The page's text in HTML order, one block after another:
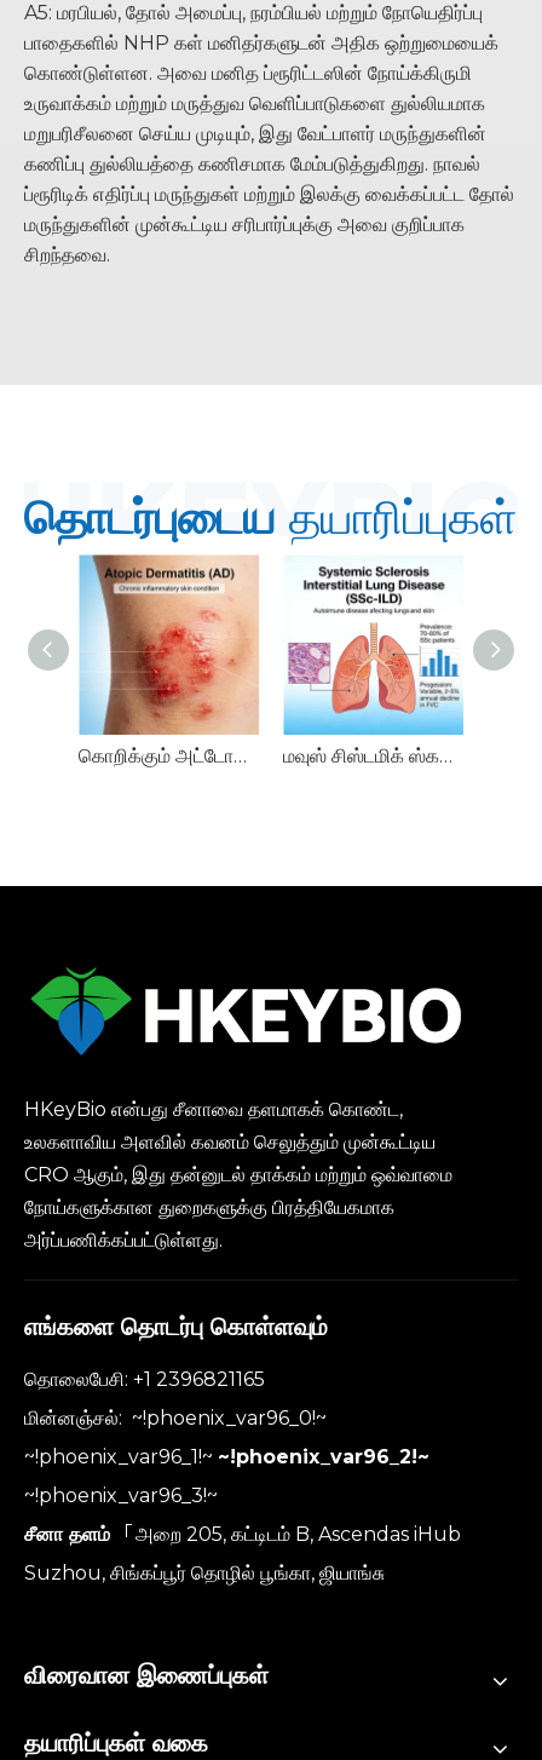
A5: மரபியல், தோல் அமைப்பு, நரம்பியல் மற்றும் நோயெதிர்ப்பு
பாதைகளில் NHP கள் மனிதர்களுடன் அதிக ஒற்றுமையைக்
கொண்டுள்ளன. அவை மனித ப்ரூரிட்டஸின் நோய்க்கிருமி
உருவாக்கம் மற்றும் மருத்துவ வெளிப்பாடுகளை துல்லியமாக
மறுபரிசீலனை செய்ய முடியும், இது வேட்பாளர் மருந்துகளின்
கணிப்பு துல்லியத்தை கணிசமாக மேம்படுத்துகிறது. நாவல்
ப்ரூரிடிக் எதிர்ப்பு மருந்துகள் மற்றும் இலக்கு வைக்கப்பட்ட தோல்
மருந்துகளின் முன்கூட்டிய சரிபார்ப்புக்கு அவை குறிப்பாக
சிறந்தவை.
தொடர்புடைய தயாரிப்புகள்
கொறிக்கும் அட்டோபிக் டெர்மடிடிஸ் (AD) மாதிரிகள் மவுஸ் சிஸ்டமிக் ஸ்களீரோசிஸ் இடைநிலை நுரையீரல் நோய் (SSc-ILD) மாதிரிகள்
HKeyBio என்பது சீனாவை தளமாகக் கொண்ட,
உலகளாவிய அளவில் கவனம் செலுத்தும் முன்கூட்டிய
CRO ஆகும், இது தன்னுடல் தாக்கம் மற்றும் ஒவ்வாமை
நோய்களுக்கான துறைகளுக்கு பிரத்தியேகமாக
அர்ப்பணிக்கப்பட்டுள்ளது.
எங்களை தொடர்பு கொள்ளவும்
தொலைபேசி: +1 2396821165
மின்னஞ்சல்: ~!phoenix_var96_0!~
~!phoenix_var96_1!~ ~!phoenix_var96_2!~
~!phoenix_var96_3!~
சீனா தளம்
「அறை 205, கட்டிடம் B, Ascendas iHub
Suzhou, சிங்கப்பூர் தொழில் பூங்கா, ஜியாங்சு
விரைவான இணைப்புகள்
தயாரிப்புகள் வகை